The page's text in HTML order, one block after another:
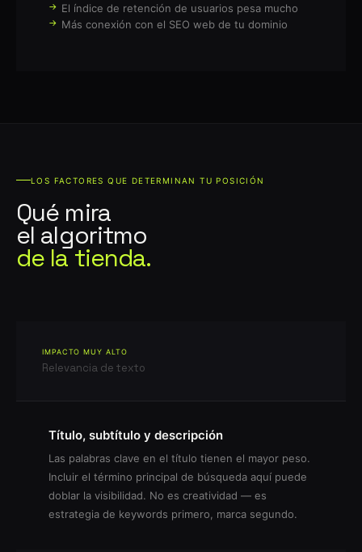
El índice de retención de usuarios pesa mucho
Más conexión con el SEO web de tu dominio
LOS FACTORES QUE DETERMINAN TU POSICIÓN
Qué mira
el algoritmo
de la tienda.
IMPACTO MUY ALTO
Relevancia de texto
Título, subtítulo y descripción
Las palabras clave en el título tienen el mayor peso.
Incluir el término principal de búsqueda aquí puede
doblar la visibilidad. No es creatividad — es
estrategia de keywords primero, marca segundo.